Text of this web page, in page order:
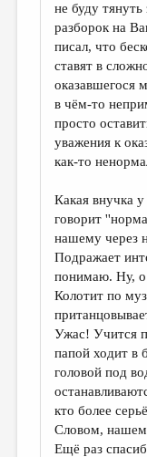
не буду
разборок на
писал, что
ставят в
оказавшегося
в чём-то
просто
уважения к
как-то
Какая внучка
говорит
нашему через
Подражает
понимаю. Ну, о
Колотит по
Ужас! Учится
папой ходит в
головой под
кто более
Словом,
Ещё раз